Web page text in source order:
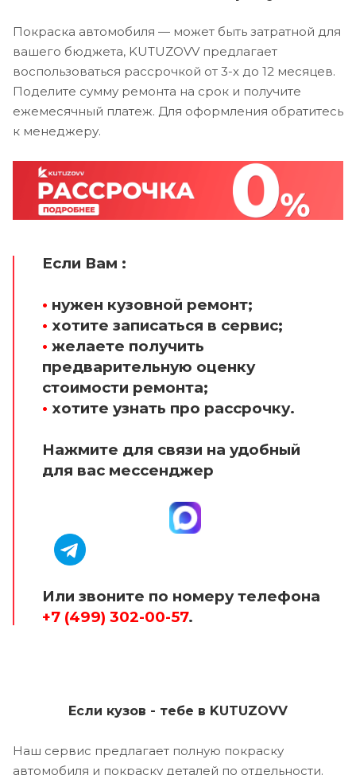
Покраска автомобиля — может быть затратной для
вашего бюджета, KUTUZOVV предлагает
воспользоваться рассрочкой от 3-х до 12 месяцев.
Поделите сумму ремонта на срок и получите
ежемесячный платеж. Для оформления обратитесь
к менеджеру.
Если Вам :
• нужен кузовной ремонт;
• хотите записаться в сервис;
• желаете получить
предварительную оценку
стоимости ремонта;
• хотите узнать про рассрочку.
Нажмите для связи на удобный
для вас мессенджер
Или звоните по номеру телефона
+7 (499) 302-00-57.
Если кузов - тебе в KUTUZOVV
Наш сервис предлагает полную покраску
автомобиля и покраску деталей по отдельности.